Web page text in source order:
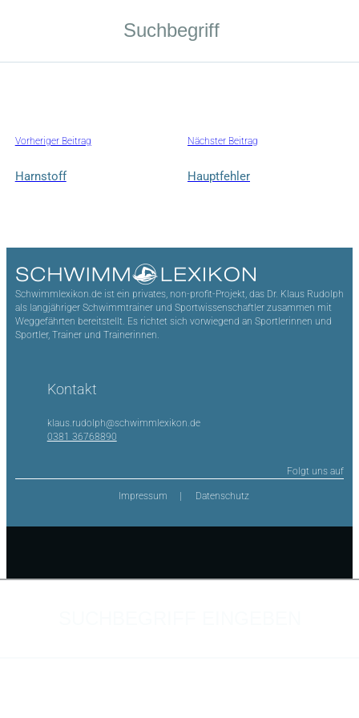
Vorheriger Beitrag
Harnstoff
Nächster Beitrag
Hauptfehler
Schwimmlexikon.de ist ein privates, non-profit-Projekt, das Dr. Klaus Rudolph
als langjähriger Schwimmtrainer und Sportwissenschaftler zusammen mit
Weggefährten bereitstellt. Es richtet sich vorwiegend an Sportlerinnen und
Sportler, Trainer und Trainerinnen.
Kontakt
klaus.rudolph@schwimmlexikon.de
0381 36768890
Folgt uns auf
Impressum Datenschutz